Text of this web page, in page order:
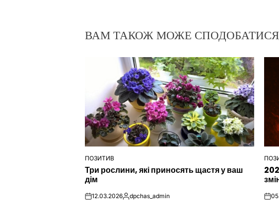
ВАМ ТАКОЖ МОЖЕ СПОДОБАТИСЯ
ОПУБЛІКУВАТИ
ПОЗИТИВ
Три рослини, які приносять щастя у ваш
дім
on12.03.2026Опубліковано
dpchas_admin
У
on